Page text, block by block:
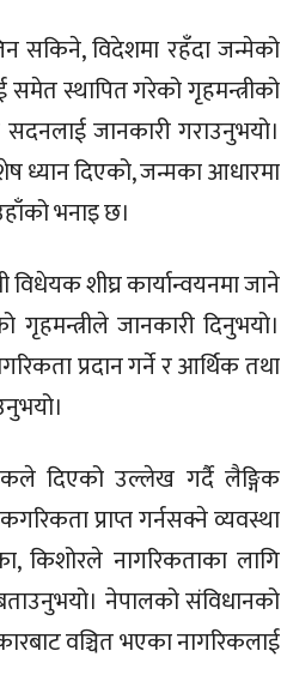
सकिने, विदेशमा रहँदा जन्मेको
स्थापित गरेको गृहमन्त्रीको
जानकारी गराउनुभयो।
ध्यान दिएको, जन्मका आधारमा
भनाइ छ।
शीघ्र कार्यान्वयनमा जाने
जानकारी दिनुभयो।
प्रदान गर्ने र आर्थिक तथा
दिएको उल्लेख गर्दै लैङ्गिक
प्राप्त गर्नसक्ने व्यवस्था
किशोरले नागरिकताका लागि
नेपालको संविधानको
वञ्चित भएका नागरिकलाई